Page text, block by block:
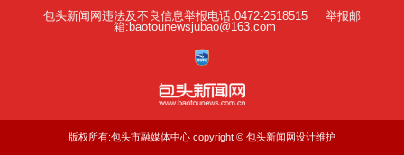
包头新闻网违法及不良信息举报电话:0472-2518515
举报邮
箱:baotounewsjubao@163.com
版权所有:包头市融媒体中心 copyright © 包头新闻网设计维护